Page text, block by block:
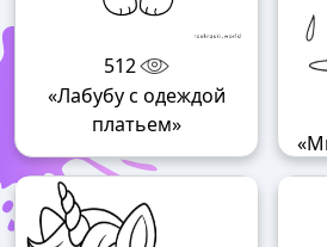
512
«Лабубу с одеждой
платьем»